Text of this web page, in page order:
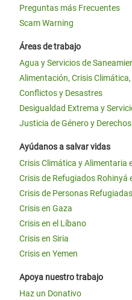
Preguntas más Frecuentes
Scam Warning
Áreas de trabajo
Agua y Servicios de
Alimentación, Crisis
Conflictos y Desastres
Desigualdad Extrema y
Justicia de Género y
Ayúdanos a salvar vidas
Crisis Climática y Alimentaria
Crisis de Refugiados Rohinyá
Crisis de Personas
Crisis en Gaza
Crisis en el Líbano
Crisis en Siria
Crisis en Yemen
Apoya nuestro trabajo
Haz un Donativo